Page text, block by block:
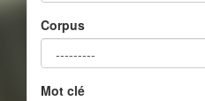
Corpus
Mot clé